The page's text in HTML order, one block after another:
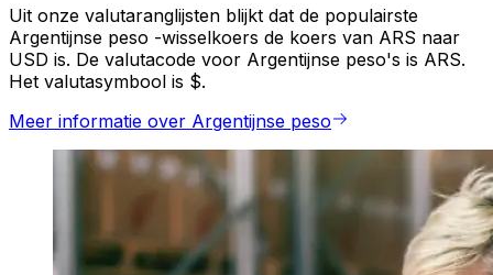
Uit onze valutaranglijsten blijkt dat de populairste
Argentijnse peso -wisselkoers de koers van ARS naar
USD is. De valutacode voor Argentijnse peso's is ARS.
Het valutasymbool is $.
Meer informatie over Argentijnse peso